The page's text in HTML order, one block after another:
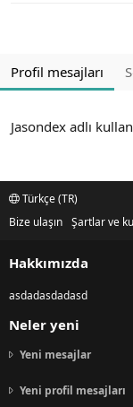
Profil mesajları
Jasondex adlı
Türkçe (TR)
Bize ulaşın Şartlar ve
Hakkımızda
asdadasdadasd
Neler yeni
Yeni mesajlar
Yeni profil mesajları